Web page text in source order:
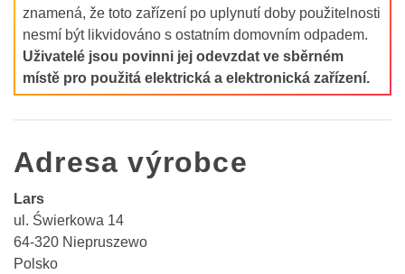
znamená, že toto zařízení po uplynutí doby použitelnosti
nesmí být likvidováno s ostatním domovním odpadem.
Uživatelé jsou povinni jej odevzdat ve sběrném
místě pro použitá elektrická a elektronická zařízení.
Adresa výrobce
Lars
ul. Świerkowa 14
64-320 Niepruszewo
Polsko